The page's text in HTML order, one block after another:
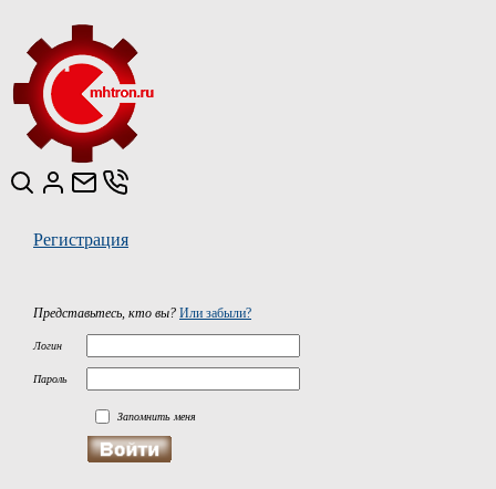
Регистрация
Представьтесь, кто вы? Или забыли?
Логин
Пароль
Запомнить меня